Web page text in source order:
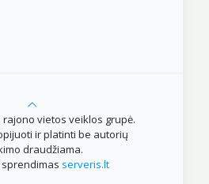
vietos veiklos grupė.
ir platinti be autorių
draudžiama.
serveris.lt